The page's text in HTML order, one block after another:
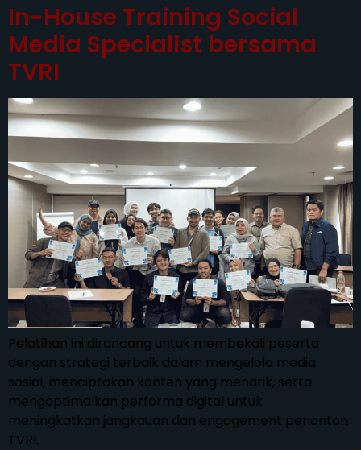
In-House Training Social
Media Specialist bersama
TVRI
Pelatihan ini dirancang untuk membekali peserta
dengan strategi terbaik dalam mengelola media
sosial, menciptakan konten yang menarik, serta
mengoptimalkan performa digital untuk
meningkatkan jangkauan dan engagement penonton
TVRI.